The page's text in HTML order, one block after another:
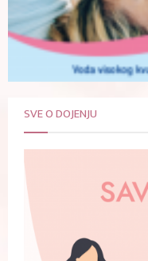
SVE O DOJENJU